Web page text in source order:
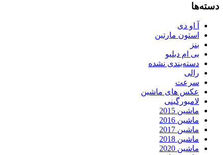
دسته‌ها
آ او دی
استون مارتین
بنز
بی ام دبلیو
دسته‌بندی نشده
رالی
سرعت
عکس های ماشین
لامبورگینی
ماشین 2015
ماشین 2016
ماشین 2017
ماشین 2018
ماشین 2020